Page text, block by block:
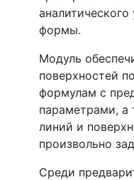
формы.
Модуль
поверхностей
формулам с
параметрами, а
линий и
произвольно
Среди